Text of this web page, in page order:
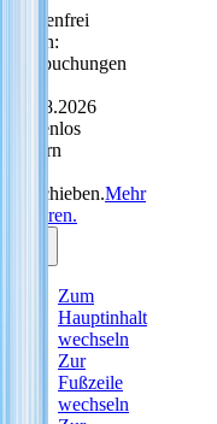
Sorgenfrei
reisen:
Neubuchungen
31.08.2026
kostenlos
ändern
verschieben.Mehr
erfahren.
Zum
Hauptinhalt
wechseln
Zur
Fußzeile
wechseln